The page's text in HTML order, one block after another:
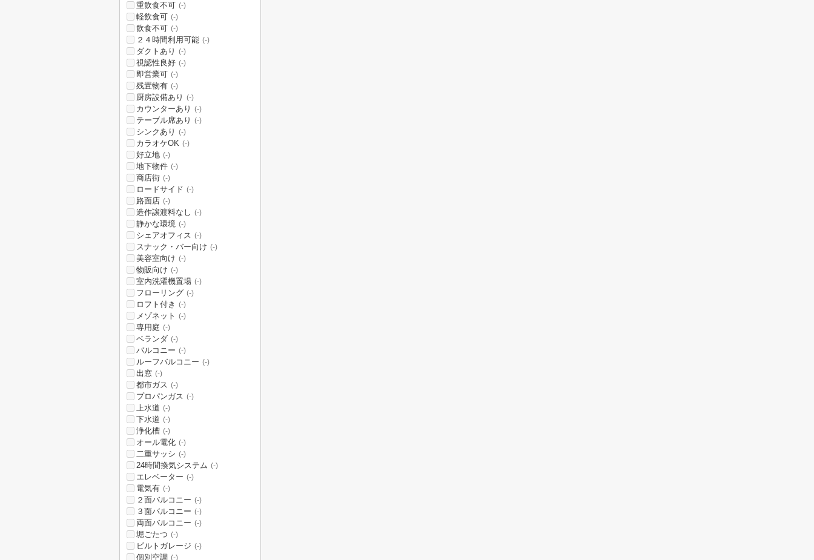
重飲食不可 (-)
軽飲食可 (-)
飲食不可 (-)
２４時間利用可能 (-)
ダクトあり (-)
視認性良好 (-)
即営業可 (-)
残置物有 (-)
厨房設備あり (-)
カウンターあり (-)
テーブル席あり (-)
シンクあり (-)
カラオケOK (-)
好立地 (-)
地下物件 (-)
商店街 (-)
ロードサイド (-)
路面店 (-)
造作譲渡料なし (-)
静かな環境 (-)
シェアオフィス (-)
スナック・バー向け (-)
美容室向け (-)
物販向け (-)
室内洗濯機置場 (-)
フローリング (-)
ロフト付き (-)
メゾネット (-)
専用庭 (-)
ベランダ (-)
バルコニー (-)
ルーフバルコニー (-)
出窓 (-)
都市ガス (-)
プロパンガス (-)
上水道 (-)
下水道 (-)
浄化槽 (-)
オール電化 (-)
二重サッシ (-)
24時間換気システム (-)
エレベーター (-)
電気有 (-)
２面バルコニー (-)
３面バルコニー (-)
両面バルコニー (-)
堀ごたつ (-)
ビルトガレージ (-)
個別空調 (-)